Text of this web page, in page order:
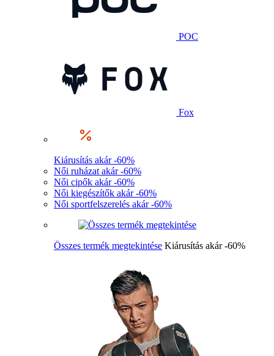
POC
Fox
Kiárusítás akár -60%
Női ruházat akár -60%
Női cipők akár -60%
Női kiegészítők akár -60%
Női sportfelszerelés akár -60%
Összes termék megtekintése Kiárusítás akár -60%